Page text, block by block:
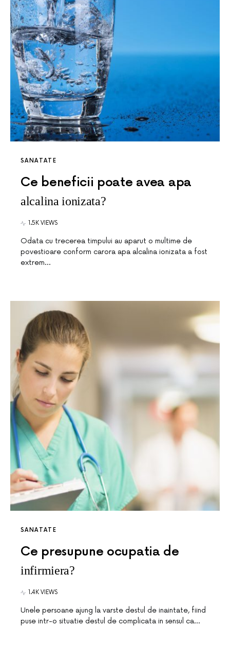
SANATATE
Ce beneficii poate avea apa
alcalina ionizata?
1.5K VIEWS
Odata cu trecerea timpului au aparut o multime de
povestioare conform carora apa alcalina ionizata a fost
extrem…
SANATATE
Ce presupune ocupatia de
infirmiera?
1.4K VIEWS
Unele persoane ajung la varste destul de inaintate, fiind
puse intr-o situatie destul de complicata in sensul ca…